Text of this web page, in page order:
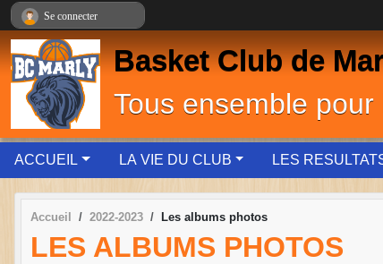
Basket Club de
Tous ensemble
ACCUEIL LA VIE DU CLUB LES
Accueil 2022-2023 Les albums photos
LES ALBUMS PHOTOS
Se connecter
Panneau de gestion des cookies